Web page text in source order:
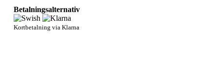
Betalningsalternativ
Kortbetalning via Klarna